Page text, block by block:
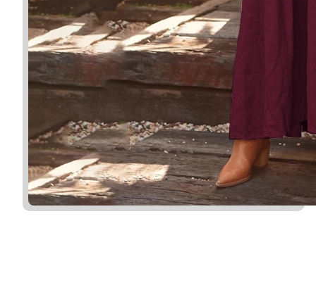
✚ Baju Baby Custom Nama 'Zuhailin'